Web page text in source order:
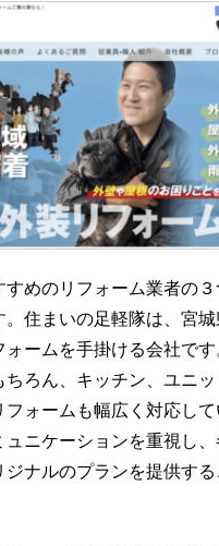
すめのリフォーム業者の
。住まいの足軽隊は、宮
ォームを手掛ける会社です
ちろん、キッチン、ユニ
フォームも幅広く対応し
ュニケーションを重視し
ジナルのプランを提供す